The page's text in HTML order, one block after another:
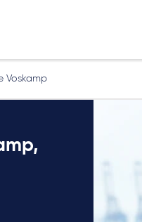
Voskamp